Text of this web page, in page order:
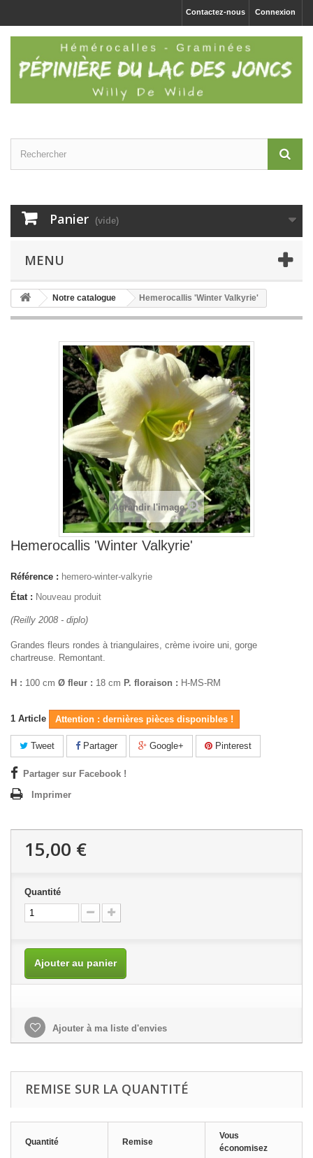
Connexion
Contactez-nous
Panier (vide)
MENU
Notre catalogue Hemerocallis 'Winter Valkyrie'
Agrandir l'image
Hemerocallis 'Winter Valkyrie'
Référence : hemero-winter-valkyrie
État : Nouveau produit
(Reilly 2008 - diplo)
Grandes fleurs rondes à triangulaires, crème ivoire uni, gorge
chartreuse. Remontant.
H : 100 cm Ø fleur : 18 cm P. floraison : H-MS-RM
1 Article Attention : dernières pièces disponibles !
Tweet Partager Google+ Pinterest
Partager sur Facebook !
Imprimer
15,00 €
Quantité
Ajouter au panier
Ajouter à ma liste d'envies
REMISE SUR LA QUANTITÉ
Quantité Remise
Vous
économisez